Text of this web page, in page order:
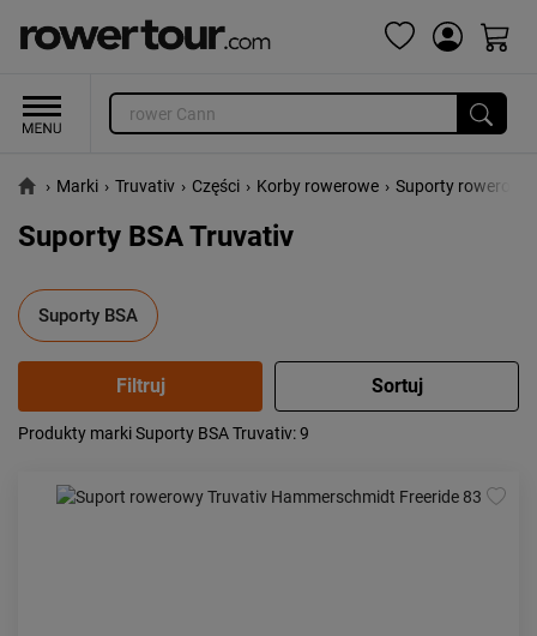
› Marki › Truvativ › Części › Korby rowerowe › Suporty rowerowe
Suporty BSA Truvativ
Suporty BSA
Popularność:
od najwyższej
Produkty marki Suporty BSA Truvativ: 9